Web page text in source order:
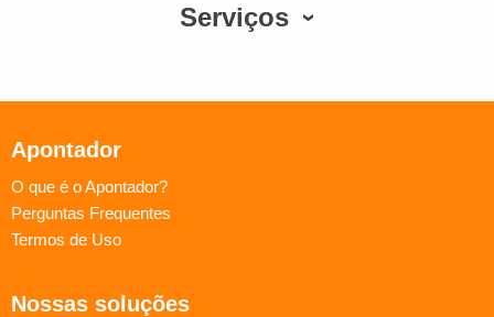
Serviços
Apontador
O que é o Apontador?
Perguntas Frequentes
Termos de Uso
Nossas soluções